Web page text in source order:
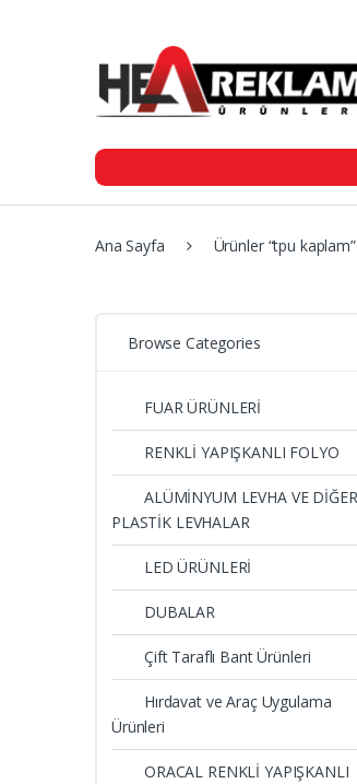
Ana Sayfa Ürünler “tpu
Browse Categories
FUAR ÜRÜNLERİ
RENKLİ YAPIŞKANLI FOLYO
ALÜMİNYUM LEVHA VE DİĞER
PLASTİK LEVHALAR
LED ÜRÜNLERİ
DUBALAR
Çift Taraflı Bant Ürünleri
Hırdavat ve Araç Uygulama
Ürünleri
ORACAL RENKLİ YAPIŞKANLI